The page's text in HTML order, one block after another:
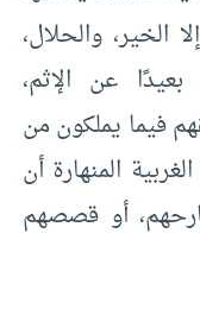
الخير، والحلال،
عن الإثم،
فيما يملكون من
المنهارة أن
أو قصصهم